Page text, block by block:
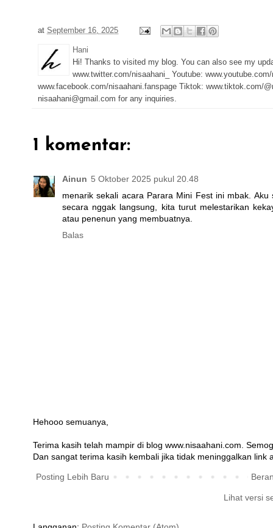
at September 16, 2025
Hani
Hi! Thanks to visited my blog. You can also see my
www.twitter.com/nisaahani_ Youtube:
www.facebook.com/nisaahani.fanspage Tiktok: www.tiktok.com/
nisaahani@gmail.com for any inquiries.
1 komentar:
Ainun 5 Oktober 2025 pukul 20.48
menarik sekali acara Parara Mini Fest ini mbak.
secara nggak langsung, kita turut melestarikan
atau penenun yang membuatnya.
Balas
Hehooo semuanya,
Terima kasih telah mampir di blog www.nisaahani.com.
Dan sangat terima kasih kembali jika tidak meninggalkan
Posting Lebih Baru
Lihat versi